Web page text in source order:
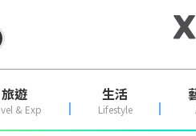
旅遊
& Exp
生活
Lifestyle